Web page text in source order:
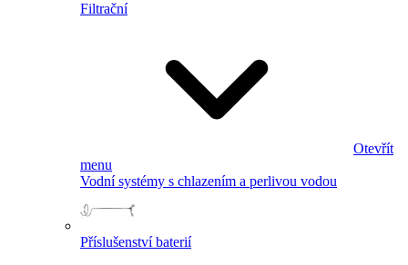
Filtrační
Otevřít
menu
Vodní systémy s chlazením a perlivou vodou
Příslušenství baterií